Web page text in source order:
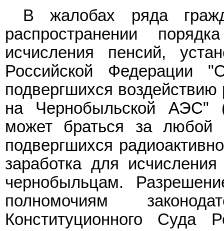
В жалобах ряда
распространении
исчисления пенсий,
Российской Федерации
подвергшихся
на Чернобыльской АЭС"
может браться за любой
подвергшихся
заработка для
чернобыльцам.
полномочиям
Конституционного Суда